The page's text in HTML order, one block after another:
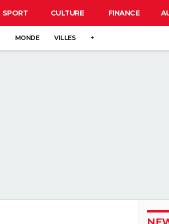
SPORT CULTURE FINANCE
MONDE VILLES +